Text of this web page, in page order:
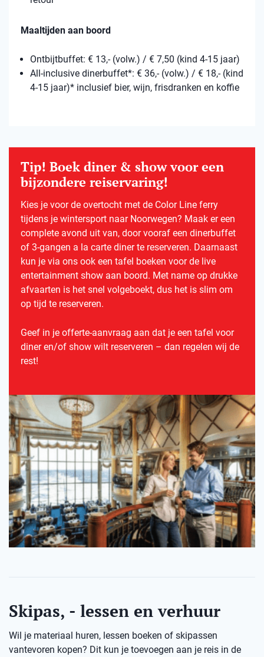
Maaltijden aan boord
Ontbijtbuffet: € 13,- (volw.) / € 7,50 (kind 4-15 jaar)
All-inclusive dinerbuffet*: € 36,- (volw.) / € 18,- (kind
4-15 jaar)* inclusief bier, wijn, frisdranken en koffie
Tip! Boek diner & show voor een
bijzondere reiservaring!
Kies je voor de overtocht met de Color Line ferry
tijdens je wintersport naar Noorwegen? Maak er een
complete avond uit van, door vooraf een dinerbuffet
of 3-gangen a la carte diner te reserveren. Daarnaast
kun je via ons ook een tafel boeken voor de live
entertainment show aan boord. Met name op drukke
afvaarten is het snel volgeboekt, dus het is slim om
op tijd te reserveren.
Geef in je offerte-aanvraag aan dat je een tafel voor
diner en/of show wilt reserveren – dan regelen wij de
rest!
Skipas, - lessen en verhuur
Wil je materiaal huren, lessen boeken of skipassen
vantevoren kopen? Dit kun je toevoegen aan je reis in de